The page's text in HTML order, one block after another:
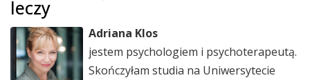
leczy
Adriana Klos
jestem psychologiem i psychoterapeutą.
Skończyłam studia na Uniwersytecie